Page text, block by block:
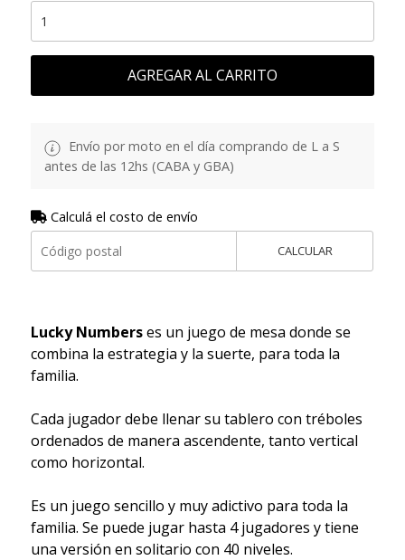
AGREGAR AL CARRITO
Envío por moto en el día comprando de L a S
antes de las 12hs (CABA y GBA)
Calculá el costo de envío
CALCULAR
Lucky Numberses un juego de mesa donde se
combina la estrategia y la suerte, para toda la
familia.
Cada jugador debe llenar su tablero con tréboles
ordenados de manera ascendente, tanto vertical
como horizontal.
Es un juego sencillo y muy adictivo para toda la
familia. Se puede jugar hasta 4 jugadores y tiene
una versión en solitario con 40 niveles.